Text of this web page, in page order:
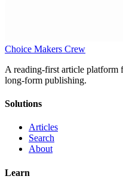
Choice Makers Crew
A reading-first article platform
long-form publishing.
Solutions
Articles
Search
About
Learn